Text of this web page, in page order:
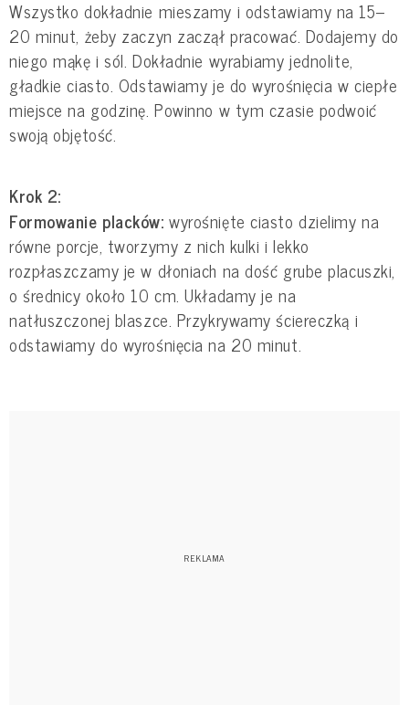
Wszystko dokładnie mieszamy i odstawiamy na 15–
20 minut, żeby zaczyn zaczął pracować. Dodajemy do
niego mąkę i sól. Dokładnie wyrabiamy jednolite,
gładkie ciasto. Odstawiamy je do wyrośnięcia w ciepłe
miejsce na godzinę. Powinno w tym czasie podwoić
swoją objętość.
Krok 2:
Formowanie placków:wyrośnięte ciasto dzielimy na
równe porcje, tworzymy z nich kulki i lekko
rozpłaszczamy je w dłoniach na dość grube placuszki,
o średnicy około 10 cm. Układamy je na
natłuszczonej blaszce. Przykrywamy ściereczką i
odstawiamy do wyrośnięcia na 20 minut.